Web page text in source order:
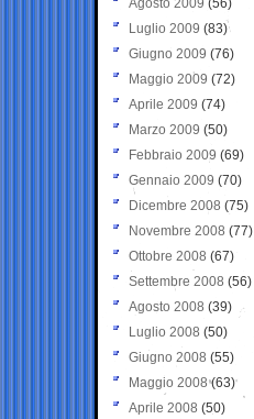
Agosto 2009 (56)
Luglio 2009 (83)
Giugno 2009 (76)
Maggio 2009 (72)
Aprile 2009 (74)
Marzo 2009 (50)
Febbraio 2009 (69)
Gennaio 2009 (70)
Dicembre 2008 (75)
Novembre 2008 (77)
Ottobre 2008 (67)
Settembre 2008 (56)
Agosto 2008 (39)
Luglio 2008 (50)
Giugno 2008 (55)
Maggio 2008(63)
Aprile 2008 (50)